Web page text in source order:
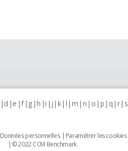
d e f g h i j k l m n o p q r s
Données personnelles Paramétrer les cookies
© 2022 CCM Benchmark